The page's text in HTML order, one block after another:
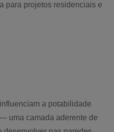
para projetos residenciais e
a potabilidade
uma camada aderente de